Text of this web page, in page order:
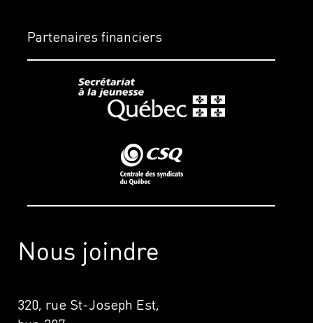
Nous joindre
320, rue St-Joseph Est,
Partenaires financiers